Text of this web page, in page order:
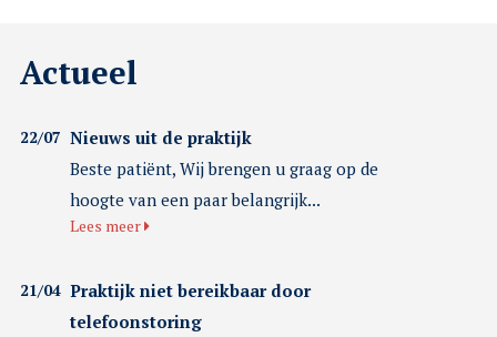
Actueel
22/07 Nieuws uit de praktijk
Beste patiënt, Wij brengen u graag op de
hoogte van een paar belangrijk...
Lees meer
21/04 Praktijk niet bereikbaar door
telefoonstoring